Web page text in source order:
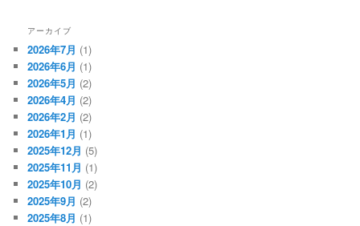
アーカイブ
2026年7月 (1)
2026年6月 (1)
2026年5月 (2)
2026年4月 (2)
2026年2月 (2)
2026年1月 (1)
2025年12月 (5)
2025年11月 (1)
2025年10月 (2)
2025年9月 (2)
2025年8月 (1)